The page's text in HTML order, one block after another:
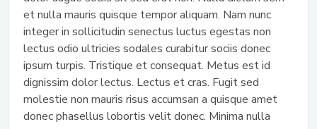
et nulla mauris quisque tempor aliquam. Nam nunc
integer in sollicitudin senectus luctus egestas non
lectus odio ultricies sodales curabitur sociis donec
ipsum turpis. Tristique et consequat. Metus est id
dignissim dolor lectus. Lectus et cras. Fugit sed
molestie non mauris risus accumsan a quisque amet
donec phasellus lobortis velit donec. Minima nulla